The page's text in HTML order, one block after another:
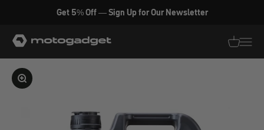
Zum Inhalt springen
Get 5% Off — Sign Up for Our Newsletter
motogadget GmbH
Bild vergrößern